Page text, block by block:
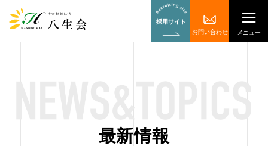
採用サイト
お問い合わせ
メニュー
最新情報